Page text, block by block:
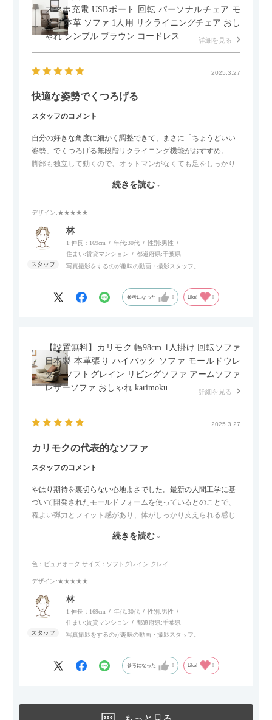
スマホ充電 USBポート 回転 パーソナルチェア モ
ダン 本革 ソファ 1人用 リクライニングチェア おし
ゃれ シンプル ブラウン コードレス
詳細を見る
2025.3.27
快適な姿勢でくつろげる
スタッフのコメント
自分の好きな角度に細かく調整できて、まさに「ちょうどいい
姿勢」でくつろげる無段階リクライニング機能がおすすめ。
脚部も独立して動くので、オットマンがなくても足をしっかり
スマホやタブレットを充電しながらリラックスできるのが嬉し
個人的にはコードレス＆充電式なので、コンセントの場所を気
にせず、好きな場所に置けるのが画期的に感じました。
続きを読む
デザイン:★★★★★
林
1:伸長：169cm 年代:30代 性別:男性
住まい:賃貸マンション 都道府県:千葉県
写真撮影をするのが趣味の動画・撮影スタッフ。
参考になった 0 Like! 0
【設置無料】カリモク 幅98cm 1人掛け 回転ソファ
日本製 本革張り ハイバック ソファ モールドウレ
タン ソフトグレイン リビングソファ アームソファ
レザーソファ おしゃれ karimoku
詳細を見る
2025.3.27
カリモクの代表的なソファ
スタッフのコメント
やはり期待を裏切らない心地よさでした。最新の人間工学に基
づいて開発されたモールドフォームを使っているとのことで、
程よい弾力とフィット感があり、体がしっかり支えられる感じ
リラックスタイムによさそうでした。回転タイプなので、個人
す。
続きを読む
色：ピュアオーク サイズ：ソフトグレイン クレイ
デザイン:★★★★★
林
1:伸長：169cm 年代:30代 性別:男性
住まい:賃貸マンション 都道府県:千葉県
写真撮影をするのが趣味の動画・撮影スタッフ。
参考になった 0 Like! 0